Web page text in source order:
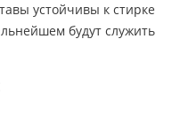
устойчивы к стирке
будут служить